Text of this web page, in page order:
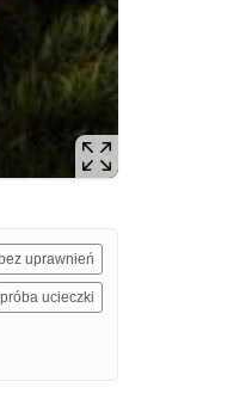
uprawnień
próba ucieczki